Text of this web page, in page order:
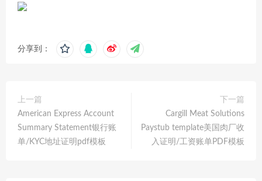
分享到：
上一篇
American Express Account
Summary Statement银行账
单/KYC地址证明pdf模板
下一篇
Cargill Meat Solutions
Paystub template美国肉厂收
入证明/工资账单PDF模板